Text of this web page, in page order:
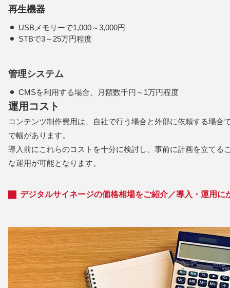
再生機器
USBメモリーで1,000～3,000円
STBで3～25万円程度
管理システム
CMSを利用する場合、月額数千円～1万円程度
運用コスト
コンテンツ制作費用は、自社で行う場合と外部に依頼する場合
で幅があります。
導入前にこれらのコストを十分に検討し、事前に計画を立てる
な運用が可能となります。
デジタルサイネージの価格相場をご紹介／導入・運用に